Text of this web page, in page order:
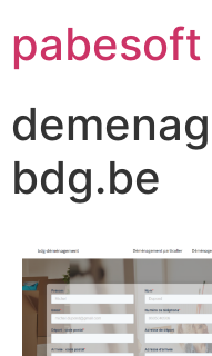
pabesoft
bdg.be